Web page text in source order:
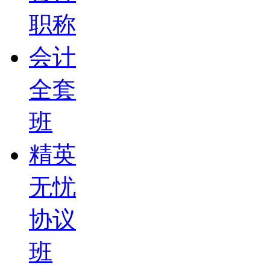
职称
会计
全套
班
精英
无忧
协议
班